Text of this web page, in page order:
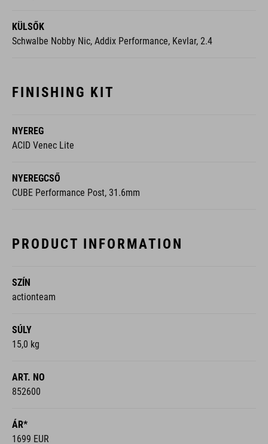
KÜLSŐK
Schwalbe Nobby Nic, Addix Performance, Kevlar, 2.4
FINISHING KIT
NYEREG
ACID Venec Lite
NYEREGCSŐ
CUBE Performance Post, 31.6mm
PRODUCT INFORMATION
SZÍN
actionteam
SÚLY
15,0 kg
ART. NO
852600
ÁR*
1699 EUR